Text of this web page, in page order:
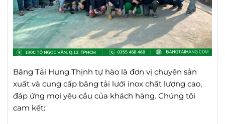
Băng Tải Hưng Thịnh tự hào là đơn vị chuyên sản
xuất và cung cấp băng tải lưới inox chất lượng cao,
đáp ứng mọi yêu cầu của khách hàng. Chúng tôi
cam kết: